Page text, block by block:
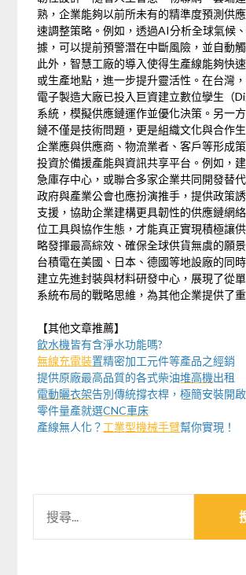
熟，企業能夠以前所未有的精準度預測供
速調整策略。例如，透過AI分析全球氣候
據，可以提前預警潛在中斷風險，並自動
此外，智慧工廠的導入使得生產線能夠快
或生產地點，進一步提升靈活性。在台灣
電子製造大廠已投入巨資建立數位孿生（
系統，模擬供應鏈運作並優化決策。另一
鏈不僅是技術問題，更是組織文化與合作
企業應與供應商、物流業者、客戶等形成
投資於備援產能與資訊共享平台。例如，
急庫存中心，或聯合多家企業共同開發替
政府與產業公會也應扮演推手，提供政策
支援，協助企業建構更具韌性的供應鏈網
位工具與協作生態，才能真正實現積極讓
略發揮最高綜效、確保全球供貨無虞的願
台積電在美國、日本、德國等地設廠的同
建立先進封裝與材料研發中心，展現了從
系統布局的戰略思維，為其他企業提供了重
【其他文章推薦】
飲水機皆有含淨水功能嗎?
無線充電裝置精密加工元件等產品之經銷
提供原廠最高品質的各式柴油堆高機出租
電動曬衣架告別傳統撐衣桿，極簡安裝開
零件量產就選CNC車床
產線無人化？ 工業型機械手臂幫你實現！
關